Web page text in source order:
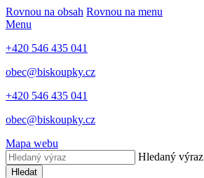
Rovnou na obsah Rovnou na menu
Menu
+420 546 435 041
obec@biskoupky.cz
+420 546 435 041
obec@biskoupky.cz
Mapa webu
Hledaný výraz
Hledat